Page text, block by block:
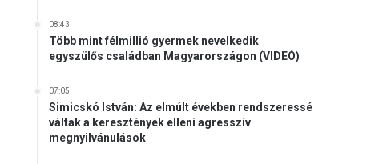
08:43
Több mint félmillió gyermek nevelkedik
egyszülős családban Magyarországon (VIDEÓ)
07:05
Simicskó István: Az elmúlt években rendszeressé
váltak a keresztények elleni agresszív
megnyilvánulások